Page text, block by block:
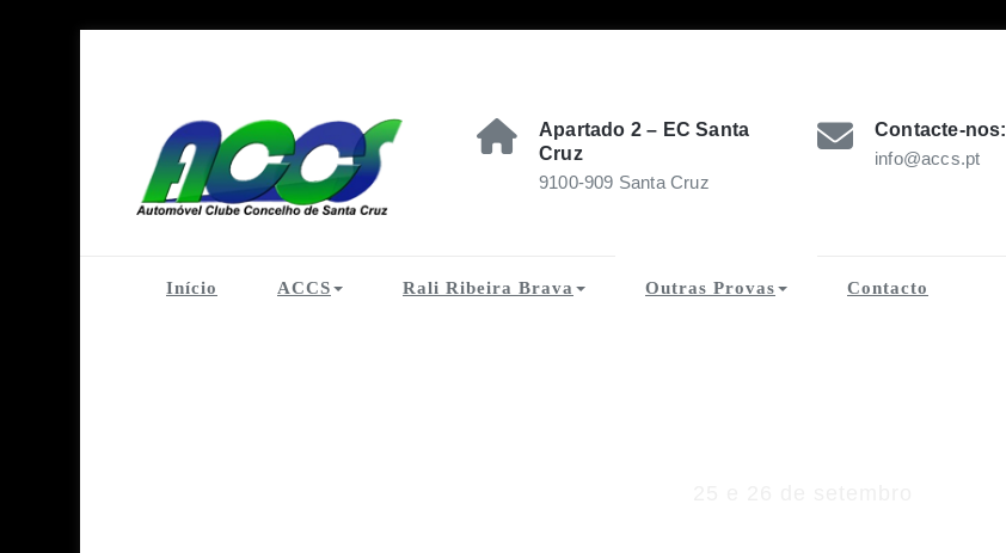
Apartado 2 – EC Santa
Cruz
9100-909 Santa Cruz
Contacte-nos:
info@accs.pt
Início ACCS Rali Ribeira Brava Outras Provas Contacto